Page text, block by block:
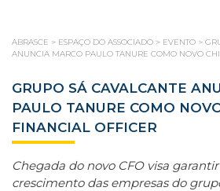
ABRASCE > ESPAÇO DO ASSOCIADO > EVENTO >
ANUNCIA MARCO PAULO TANURE COMO NOVO
GRUPO SÁ CAVALCANTE
PAULO TANURE COMO
FINANCIAL OFFICER
Chegada do novo CFO visa
crescimento das empresas do